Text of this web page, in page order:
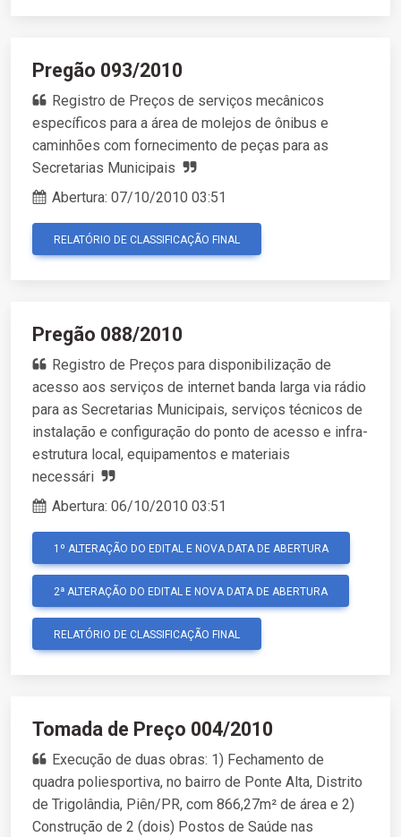
Pregão 093/2010
Registro de Preços de serviços mecânicos
específicos para a área de molejos de ônibus e
caminhões com fornecimento de peças para as
Secretarias Municipais
Abertura:07/10/2010 03:51
RELATÓRIO DE CLASSIFICAÇÃO FINAL
Pregão 088/2010
Registro de Preços para disponibilização de
acesso aos serviços de internet banda larga via rádio
para as Secretarias Municipais, serviços técnicos de
instalação e configuração do ponto de acesso e infra-
estrutura local, equipamentos e materiais
necessári
Abertura:06/10/2010 03:51
1º ALTERAÇÃO DO EDITAL E NOVA DATA DE ABERTURA
2ª ALTERAÇÃO DO EDITAL E NOVA DATA DE ABERTURA
RELATÓRIO DE CLASSIFICAÇÃO FINAL
Tomada de Preço 004/2010
Execução de duas obras: 1) Fechamento de
quadra poliesportiva, no bairro de Ponte Alta, Distrito
de Trigolândia, Piên/PR, com 866,27m² de área e 2)
Construção de 2 (dois) Postos de Saúde nas